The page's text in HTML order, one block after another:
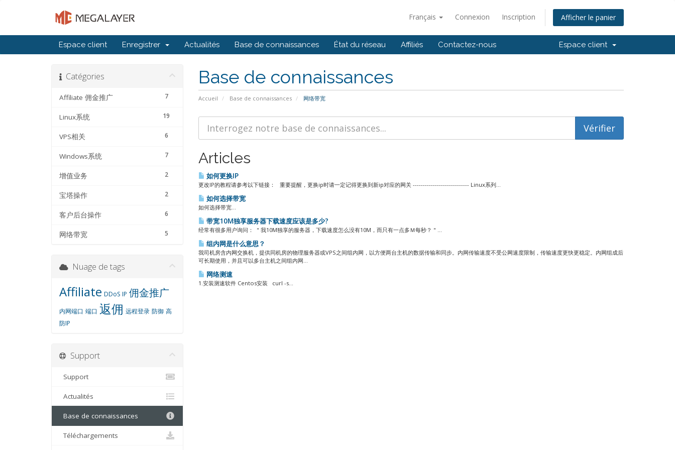
Français Connexion Inscription Afficher le panier
Espace client Enregistrer Actualités Base de connaissances État du réseau Affiliés Contactez-nous Espace client
Base de connaissances
Accueil Base de connaissances 网络带宽
Catégories
7
Affiliate 佣金推广
19
Linux系统
6
VPS相关
7
Windows系统
2
增值业务
2
宝塔操作
6
客户后台操作
5
网络带宽
Articles
如何更换IP
更改IP的教程请参考以下链接： 重要提醒，更换ip时请一定记得更换到新ip对应的网关 ---------------------------- Linux系列...
如何选择带宽
如何选择带宽...
带宽10M独享服务器下载速度应该是多少?
经常有很多用户询问： ＂我10M独享的服务器，下载速度怎么没有10M，而只有一点多Ｍ每秒？＂...
组内网是什么意思？
我司机房含内网交换机，提供同机房的物理服务器或VPS之间组内网，以方便两台主机的数据传输和同步。内网传输速度不受公网速度限制，传输速度更快更稳定。内网组成后
可长期使用，并且可以多台主机之间组内网...
网络测速
1.安装测速软件 Centos安装 curl -s...
Nuage de tags
Affiliate DDoS IP 佣金推广
内网端口 端口 返佣 远程登录 防御 高
防IP
Support
Support
Actualités
Base de connaissances
Téléchargements